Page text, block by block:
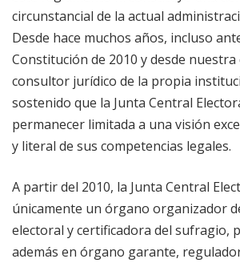
circunstancial de la actual
Desde hace muchos años, incluso
Constitución de 2010 y desde
consultor jurídico de la propia
sostenido que la Junta Central
permanecer limitada a una visión
y literal de sus competencias legales.
A partir del 2010, la Junta Central
únicamente un órgano organizador
electoral y certificadora del sufragio,
además en órgano garante,